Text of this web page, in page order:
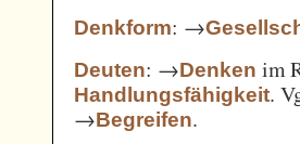
Denkform: →
Deuten: →Denken im
Handlungsfähigkeit.
→Begreifen.